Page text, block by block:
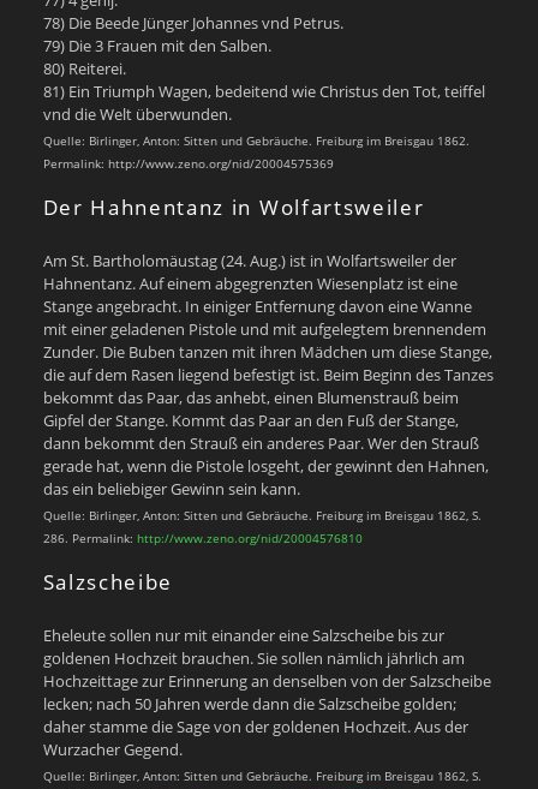
78) Die Beede Jünger Johannes vnd Petrus.
79) Die 3 Frauen mit den Salben.
80) Reiterei.
81) Ein Triumph Wagen, bedeitend wie Christus den Tot, teiffel
vnd die Welt überwunden.
Quelle: Birlinger, Anton: Sitten und Gebräuche. Freiburg im Breisgau 1862.
Permalink: http://www.zeno.org/nid/20004575369
Der Hahnentanz in Wolfartsweiler
Am St. Bartholomäustag (24. Aug.) ist in Wolfartsweiler der
Hahnentanz. Auf einem abgegrenzten Wiesenplatz ist eine
Stange angebracht. In einiger Entfernung davon eine Wanne
mit einer geladenen Pistole und mit aufgelegtem brennendem
Zunder. Die Buben tanzen mit ihren Mädchen um diese Stange,
die auf dem Rasen liegend befestigt ist. Beim Beginn des Tanzes
bekommt das Paar, das anhebt, einen Blumenstrauß beim
Gipfel der Stange. Kommt das Paar an den Fuß der Stange,
dann bekommt den Strauß ein anderes Paar. Wer den Strauß
gerade hat, wenn die Pistole losgeht, der gewinnt den Hahnen,
das ein beliebiger Gewinn sein kann.
Quelle: Birlinger, Anton: Sitten und Gebräuche. Freiburg im Breisgau 1862, S.
286. Permalink: http://www.zeno.org/nid/20004576810
Salzscheibe
Eheleute sollen nur mit einander eine Salzscheibe bis zur
goldenen Hochzeit brauchen. Sie sollen nämlich jährlich am
Hochzeittage zur Erinnerung an denselben von der Salzscheibe
lecken; nach 50 Jahren werde dann die Salzscheibe golden;
daher stamme die Sage von der goldenen Hochzeit. Aus der
Wurzacher Gegend.
Quelle: Birlinger, Anton: Sitten und Gebräuche. Freiburg im Breisgau 1862, S.